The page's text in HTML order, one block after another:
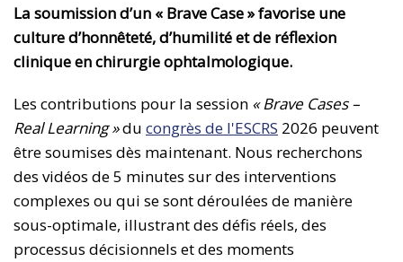
La soumission d’un « Brave Case » favorise une
culture d’honnêteté, d’humilité et de réflexion
clinique en chirurgie ophtalmologique.
Les contributions pour la session « Brave Cases –
Real Learning »du congrès de l'ESCRS 2026 peuvent
être soumises dès maintenant. Nous recherchons
des vidéos de 5 minutes sur des interventions
complexes ou qui se sont déroulées de manière
sous-optimale, illustrant des défis réels, des
processus décisionnels et des moments